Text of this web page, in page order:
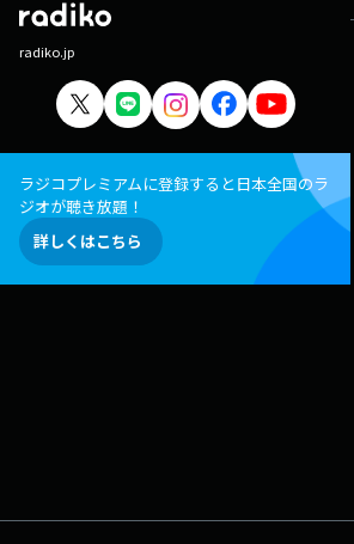
radiko.jp
ラジコプレミアムに登録すると日本全国のラ
ジオが聴き放題！
詳しくはこちら